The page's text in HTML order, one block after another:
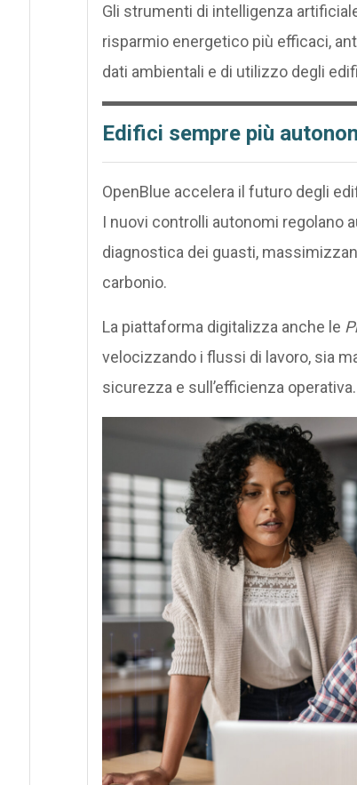
Gli strumenti di intelligenza
risparmio energetico più efficaci,
dati ambientali e di utilizzo degli
Edifici sempre più
OpenBlue accelera il futuro degli
I nuovi controlli autonomi regolano
diagnostica dei guasti,
carbonio.
La piattaforma digitalizza anche le
velocizzando i flussi di lavoro, sia
sicurezza e sull’efficienza operativa.